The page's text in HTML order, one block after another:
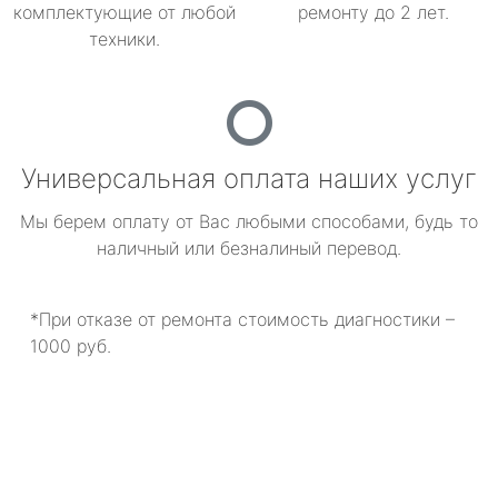
комплектующие от любой
техники.
ремонту до 2 лет.
Универсальная оплата наших услуг
Мы берем оплату от Вас любыми способами, будь то
наличный или безналиный перевод.
*При отказе от ремонта стоимость диагностики –
1000 руб.